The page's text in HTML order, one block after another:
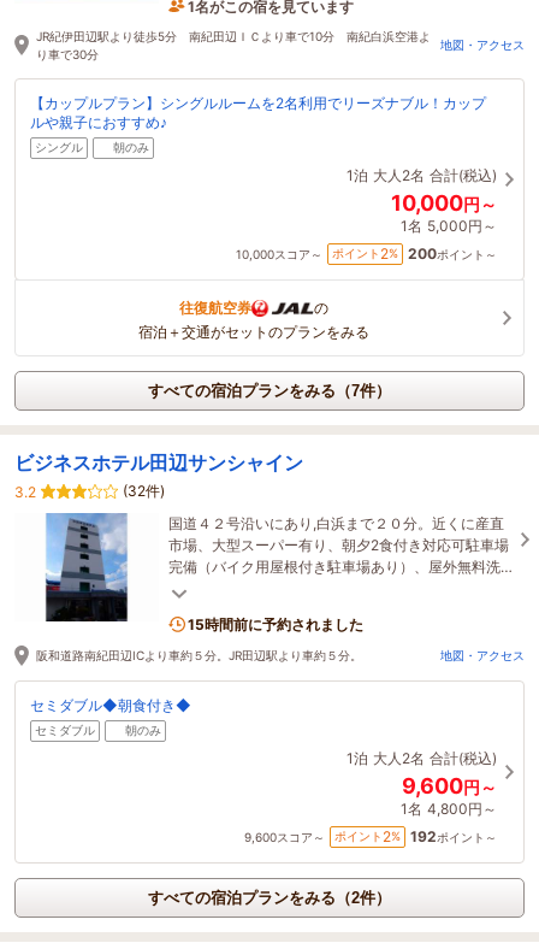
1名がこの宿を見ています
1時間前に予約されました
JR紀伊田辺駅より徒歩5分 南紀田辺ＩＣより車で10分 南紀白浜空港よ
り車で30分
地図・アクセス
【カップルプラン】シングルルームを2名利用でリーズナブル！カップ
ルや親子におすすめ♪
シングル 朝のみ
1泊 大人2名 合計(税込)
10,000円～
1名 5,000円～
10,000スコア～ ポイント 2% 200ポイント～
往復航空券
の
宿泊＋交通がセットのプランをみる
すべての宿泊プランをみる（7件）
ビジネスホテル田辺サンシャイン
3.2
(32件)
国道４２号沿いにあり,白浜まで２０分。近くに産直
市場、大型スーパー有り、朝夕2食付き対応可駐車場
完備（バイク用屋根付き駐車場あり）、屋外無料洗
濯、乾燥機あり 長期滞在歓迎
15時間前に予約されました
阪和道路南紀田辺ICより車約５分。JR田辺駅より車約５分。 地図・アクセス
セミダブル◆朝食付き◆
セミダブル 朝のみ
1泊 大人2名 合計(税込)
9,600円～
1名 4,800円～
9,600スコア～ ポイント 2% 192ポイント～
すべての宿泊プランをみる（2件）